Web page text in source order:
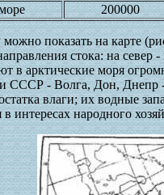
200000
показать на карте
стока: на
в арктические моря
СССР - Волга, Дон, Днепр -
влаги; их водные
интересах народного